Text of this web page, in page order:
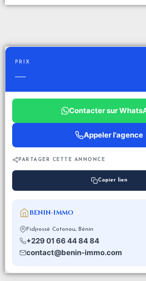
PRIX
—
Contacter sur
Appeler l'agence
PARTAGER CETTE ANNONCE
Copier lien
BENIN-IMMO
Fidjrossè Cotonou, Bénin
+229 01 66 44 84 84
contact@benin-immo.com